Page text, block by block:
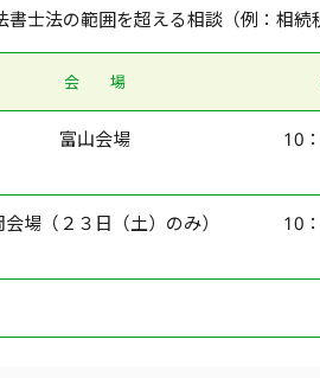
書士法の範囲を超える相談（例：相
会 場
富山会場 10
会場（２３日（土）のみ） 10